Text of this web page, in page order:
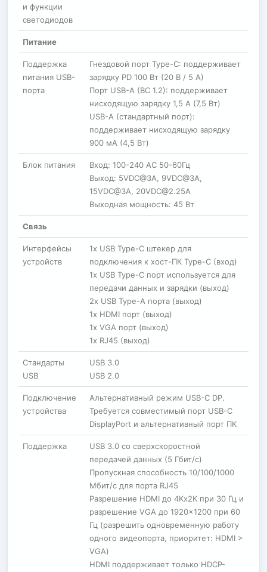
и функции
светодиодов
Питание
Поддержка
питания USB-
порта
Гнездовой порт Type-C: поддерживает
зарядку PD 100 Вт (20 В / 5 А)
Порт USB-A (BC 1.2): поддерживает
нисходящую зарядку 1,5 А (7,5 Вт)
USB-A (стандартный порт):
поддерживает нисходящую зарядку
900 мА (4,5 Вт)
Блок питания
Вход: 100-240 AC 50-60Гц
Выход: 5VDC@3A, 9VDC@3A,
15VDC@3A, 20VDC@2.25A
Выходная мощность: 45 Вт
Связь
Интерфейсы
устройств
1x USB Type-C штекер для
подключения к хост-ПК Type-C (вход)
1x USB Type-C порт используется для
передачи данных и зарядки (выход)
2x USB Type-A порта (выход)
1x HDMI порт (выход)
1x VGA порт (выход)
1x RJ45 (выход)
Стандарты
USB
USB 3.0
USB 2.0
Подключение
устройства
Альтернативный режим USB-C DP.
Требуется совместимый порт USB-C
DisplayPort и альтернативный порт ПК
Поддержка
USB 3.0 со сверхскоростной
передачей данных (5 Гбит/с)
Пропускная способность 10/100/1000
Мбит/с для порта RJ45
Разрешение HDMI до 4Kx2K при 30 Гц и
разрешение VGA до 1920×1200 при 60
Гц (разрешить одновременную работу
одного видеопорта, приоритет: HDMI >
VGA)
HDMI поддерживает только HDCP-